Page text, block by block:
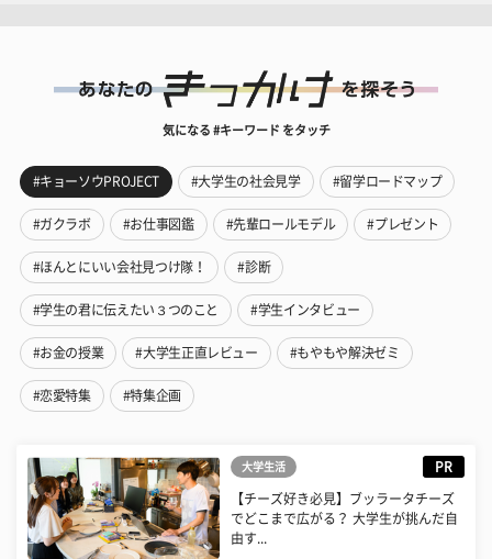
気になる #キーワード をタッチ
#キョーソウPROJECT #大学生の社会見学 #留学ロードマップ
#ガクラボ #お仕事図鑑 #先輩ロールモデル #プレゼント
#ほんとにいい会社見つけ隊！ #診断
#学生の君に伝えたい３つのこと #学生インタビュー
#お金の授業 #大学生正直レビュー #もやもや解決ゼミ
#恋愛特集 #特集企画
大学生活 PR
【チーズ好き必見】ブッラータチーズ
でどこまで広がる？ 大学生が挑んだ自
由す...